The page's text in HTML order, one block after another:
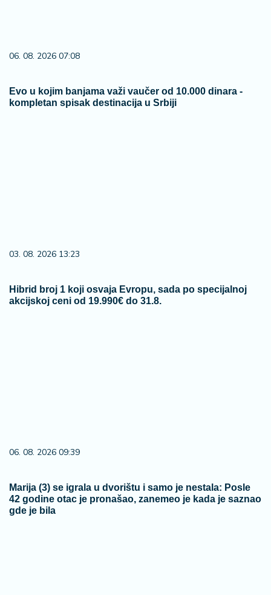
06. 08. 2026 07:08
Evo u kojim banjama važi vaučer od 10.000 dinara -
kompletan spisak destinacija u Srbiji
03. 08. 2026 13:23
Hibrid broj 1 koji osvaja Evropu, sada po specijalnoj
akcijskoj ceni od 19.990€ do 31.8.
06. 08. 2026 09:39
Marija (3) se igrala u dvorištu i samo je nestala: Posle
42 godine otac je pronašao, zanemeo je kada je saznao
gde je bila